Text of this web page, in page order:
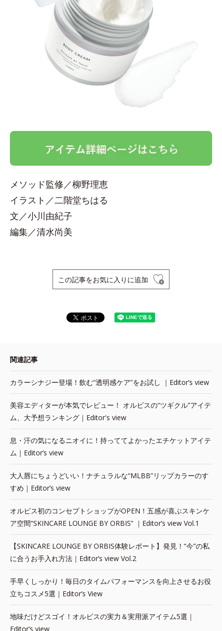
メソッド監修／柳野理恵
イラスト／二階堂ちはる
文／小川由紀子
編集／清水尚美
この記事をお気に入りに追加
関連記事
カラーシナジー登場！飲む“透明感ケア”をお試し ｜Editor’s view
美容エディターが本気でレビュー！ オルビスの“ツギクル”アイテ
ム、大予想ランキング｜Editor's view
息・汗の気になるニオイに！持っててよかったエチケットアイテ
ム｜Editor’s view
大人唇にちょうどいい！ナチュラルな“MLBB”リップカラーのす
すめ｜Editor’s view
オルビス初のコンセプトショップがOPEN！五感が喜ぶスキンケ
ア空間“SKINCARE LOUNGE BY ORBIS” ｜Editor’s view Vol.1
【SKINCARE LOUNGE BY ORBIS体験レポート】発見！“今”の私
に合うお手入れ方法｜Editor’s view Vol.2
手早くしっかり！毎日のタイムパフォーマンスを向上させるお役
立ちコスメ5選｜Editor’s View
地味だけどスゴイ！オルビスの実力＆実用派アイテム5選｜
Editor’s view